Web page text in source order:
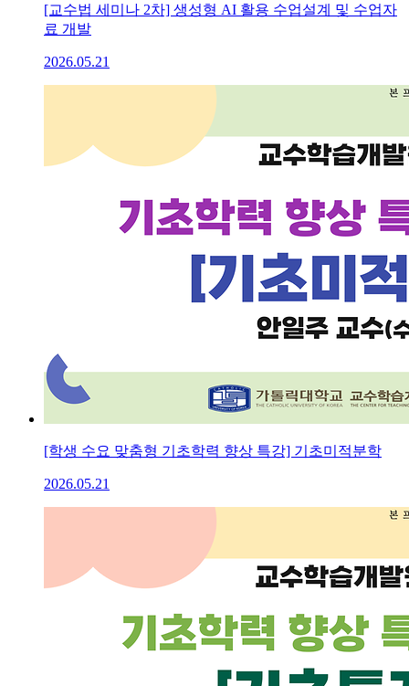
[교수법 세미나 2차] 생성형 AI 활용 수업설계 및 수업자
료 개발
2026.05.21
[학생 수요 맞춤형 기초학력 향상 특강] 기초미적분학
2026.05.21